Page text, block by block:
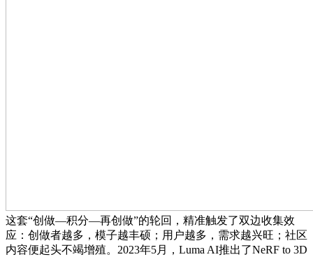
这套“创做—积分—再创做”的轮回，精准触发了双边收集效
应：创做者越多，模子越丰硕；用户越多，需求越兴旺；社区
内容便起头不竭增殖。2023年5月，Luma AI推出了NeRF to 3D